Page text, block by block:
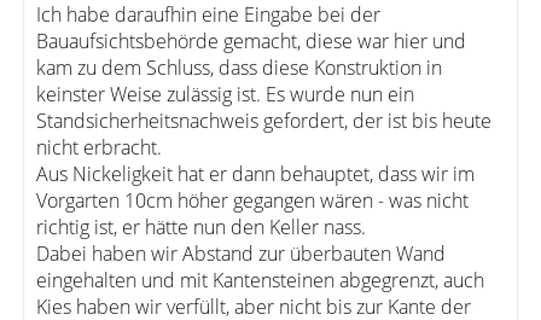
Ich habe daraufhin eine Eingabe bei der
Bauaufsichtsbehörde gemacht, diese war hier und
kam zu dem Schluss, dass diese Konstruktion in
keinster Weise zulässig ist. Es wurde nun ein
Standsicherheitsnachweis gefordert, der ist bis heute
nicht erbracht.
Aus Nickeligkeit hat er dann behauptet, dass wir im
Vorgarten 10cm höher gegangen wären - was nicht
richtig ist, er hätte nun den Keller nass.
Dabei haben wir Abstand zur überbauten Wand
eingehalten und mit Kantensteinen abgegrenzt, auch
Kies haben wir verfüllt, aber nicht bis zur Kante der